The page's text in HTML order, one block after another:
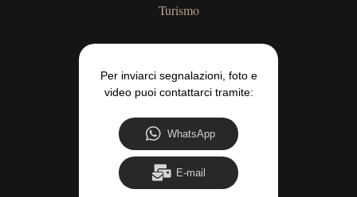
Turismo
Per inviarci segnalazioni, foto e
video puoi contattarci tramite:
WhatsApp
E-mail